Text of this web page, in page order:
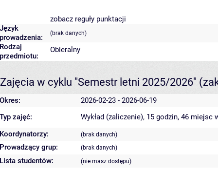
zobacz reguły punktacji
Język
prowadzenia:
(brak danych)
Rodzaj
przedmiotu:
Obieralny
Zajęcia w cyklu "Semestr letni 2025/2026"
Okres:
2026-02-23 - 2026-06-19
Typ zajęć:
Wykład (zaliczenie), 15 godzin, 46 miejsc
Koordynatorzy:
(brak danych)
Prowadzący grup: (brak danych)
Lista studentów: (nie masz dostępu)